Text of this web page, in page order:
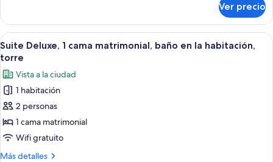
baño
compartido
doble
estándar,
1
cama
baño
compartido
Ver precio
Abrir
todas
las
fotos
de
Suite
Deluxe,
1
cama
Un dormitorio con cama, ventana,
7
Suite Deluxe, 1 cama matrimonial, baño en la habitación,
torre
Vista a la ciudad
1 habitación
2 personas
1 cama matrimonial
Wifi gratuito
Más detalles
Más